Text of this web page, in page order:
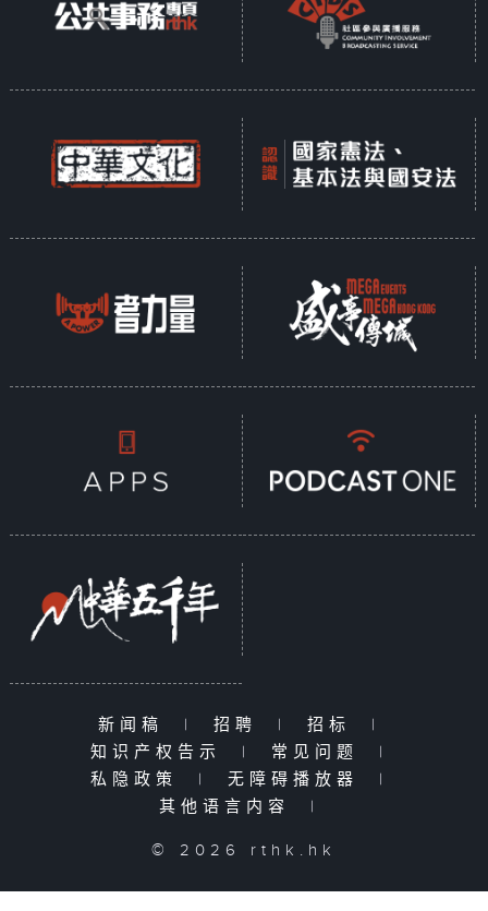
新闻稿 | 招聘 | 招标
|
知识产权告示
| 常见问题
|
私隐政策
| 无障碍播放器
|
其他语言内容
|
© 2026 rthk.hk